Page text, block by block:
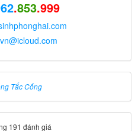
.853.999
Tắc Cống
191 đánh giá